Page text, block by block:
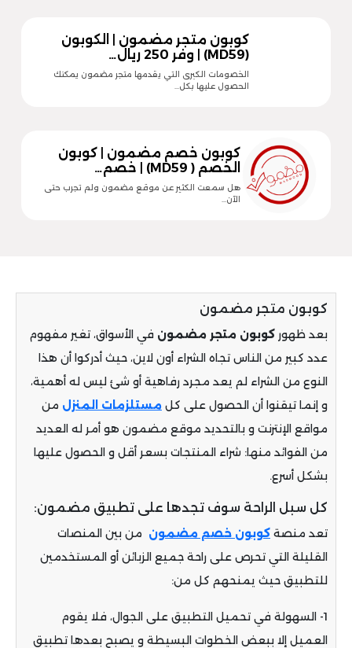
كوبون متجر مضمون | الكوبون
(MD59) | وفر 250 ريال…
الخصومات الكبرى التي يقدمها متجر مضمون يمكنك
الحصول عليها بكل…
كوبون خصم مضمون | كوبون
الخصم ( MD59) | خصم…
هل سمعت الكثير عن موقع مضمون ولم تجرب حتى
الآن…
كوبون متجر مضمون
بعد ظهور كوبون متجر مضمون في الأسواق، تغير مفهوم
عدد كبير من الناس تجاه الشراء أون لاين، حيث أدركوا أن هذا
النوع من الشراء لم يعد مجرد رفاهية أو شئ ليس له أهمية،
و إنما تيقنوا أن الحصول على كل مستلزمات المنزل من
مواقع الإنترنت و بالتحديد موقع مضمون هو أمر له العديد
من الفوائد منها: شراء المنتجات بسعر أقل و الحصول عليها
بشكل أسرع.
كل سبل الراحة سوف تجدها على تطبيق مضمون:
تعد منصة كوبون خصم مضمون من بين المنصات
القليلة التي تحرص على راحة جميع الزبائن أو المستخدمين
للتطبيق حيث يمنحهم كل من:
1- السهولة في تحميل التطبيق على الجوال، فلا يقوم
العميل إلا ببعض الخطوات البسيطة و يصبح بعدها تطبيق